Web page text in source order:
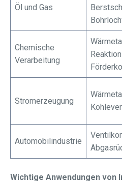
Öl und Gas
Chemische
Verarbeitung
Stromerzeugung
Automobilindustrie
Wichtige Anwendungen von